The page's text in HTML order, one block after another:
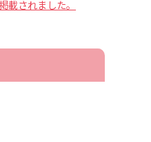
載されました。